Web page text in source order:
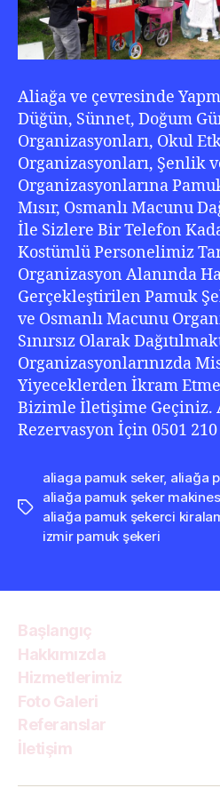
Aliağa ve çevresinde
Düğün, Sünnet, Doğum
Organizasyonları, Okul
Organizasyonları, Şenlik
Organizasyonlarına
Mısır, Osmanlı Macunu
İle Sizlere Bir Telefon
Kostümlü Personelimiz
Organizasyon Alanında
Gerçekleştirilen Pamuk
ve Osmanlı Macunu
Sınırsız Olarak
Organizasyonlarınızda
Yiyeceklerden İkram
Bizimle İletişime Geçiniz.
Rezervasyon İçin 0501
Etiketler
aliaga pamuk seker, aliağa
aliağa pamuk şeker
aliağa pamuk şekerci
izmir pamuk şekeri
Başlangıç
Hakkımızda
Hizmetlerimiz
Foto Galeri
Referanslar
İletişim